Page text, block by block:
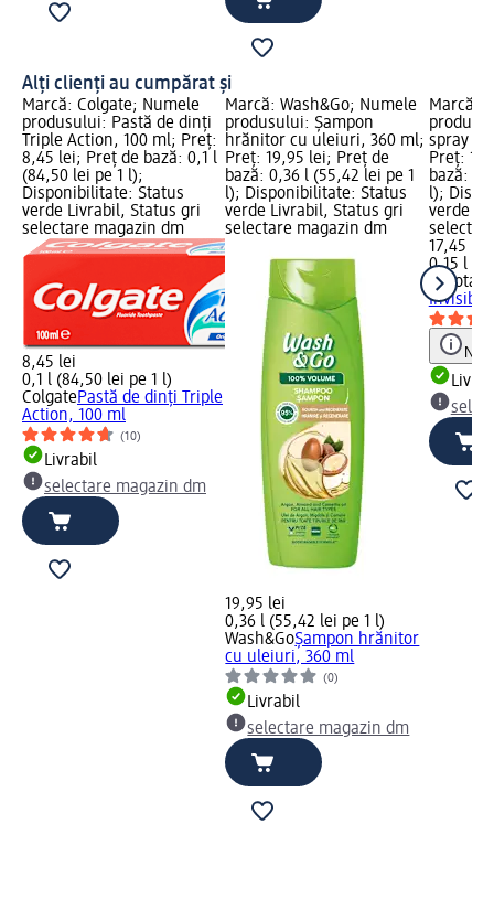
Alți clienți au cumpărat și
Marcă: Colgate; Numele
produsului: Pastă de dinți
Triple Action, 100 ml; Preț:
8,45 lei; Preț de bază: 0,1 l
(84,50 lei pe 1 l);
Disponibilitate: Status
verde Livrabil, Status gri
selectare magazin dm
8,45 lei
0,1 l (84,50 lei pe 1 l)
ColgatePastă de dinți Triple
Action, 100 ml
(10)
Livrabil
selectare magazin dm
Marcă: Wash&Go; Numele
produsului: Șampon
hrănitor cu uleiuri, 360 ml;
Preț: 19,95 lei; Preț de
bază: 0,36 l (55,42 lei pe 1
l); Disponibilitate: Status
verde Livrabil, Status gri
selectare magazin dm
19,95 lei
0,36 l (55,42 lei pe 1 l)
Wash&GoȘampon hrănitor
cu uleiuri, 360 ml
(0)
Livrabil
selectare magazin dm
Marcă:
spray
Preț:
bază:
l);
verde
17,45 lei
0,15 l
Notă